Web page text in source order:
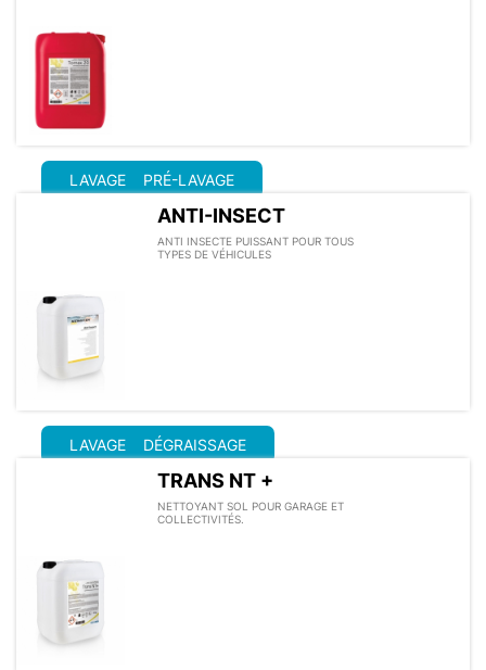
LAVAGE PRÉ-LAVAGE
ANTI-INSECT
ANTI INSECTE PUISSANT POUR TOUS
TYPES DE VÉHICULES
LAVAGE DÉGRAISSAGE
TRANS NT +
NETTOYANT SOL POUR GARAGE ET
COLLECTIVITÉS.